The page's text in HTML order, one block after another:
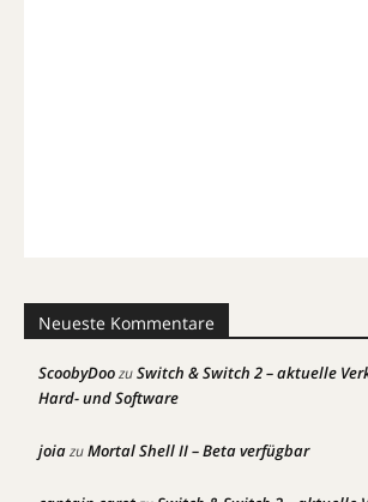
Neueste Kommentare
ScoobyDoozuSwitch & Switch 2 – aktuelle
Hard- und Software
joiazuMortal Shell II – Beta verfügbar